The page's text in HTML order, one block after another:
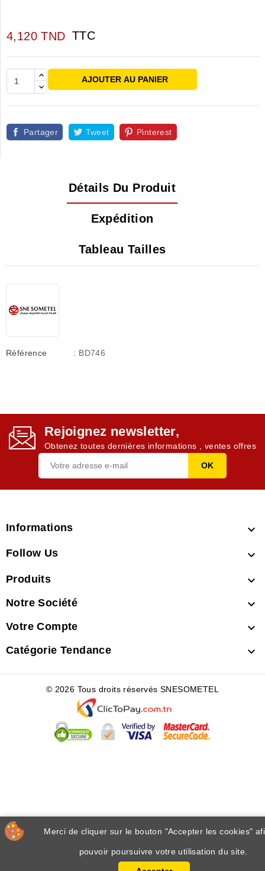
4,120 TND TTC
AJOUTER AU PANIER
Partager Tweet Pinterest
Détails Du Produit
Expédition
Tableau Tailles
Référence : BD746
Rejoignez newsletter,
Obtenez toutes dernières informations , ventes offres
Informations 
Follow Us 
Produits 
Notre Société 
Votre Compte 
Catégorie Tendance 
Merci de cliquer sur le bouton "Accepter les cookies"
pouvoir poursuivre votre utilisation du site.
© 2026 Tous droits réservés SNESOMETEL